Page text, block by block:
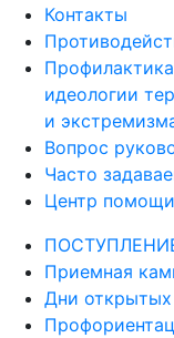
Контакты
идеологии
и
Вопрос
Часто
Центр
Приемная
Дни